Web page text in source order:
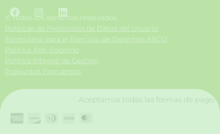
F
a
c
e
b
o
o
k
I
n
s
t
a
g
r
a
L
i
n
k
e
d
i
n
© Todos los derechos reservados.
Políticas de Protección de Datos del Usuario
Formulario para el Ejercicio de Derechos ARCO
Política Anti-Soborno
Política Integral de Gestión
Preguntas Frecuentes
Aceptamos todas las formas de pago.